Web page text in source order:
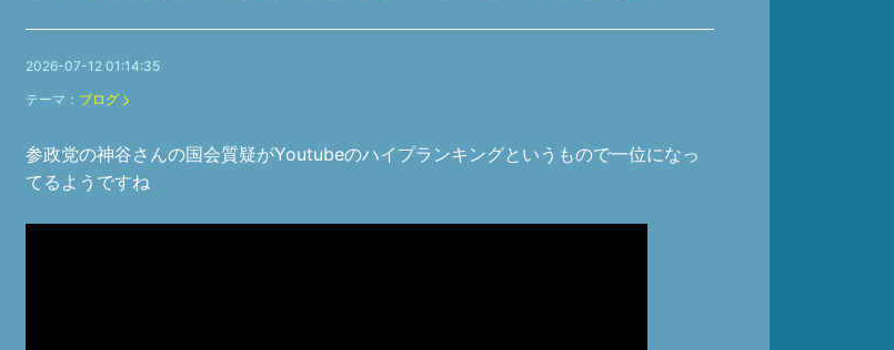
2026-07-12 01:14:35
テーマ： ブログ
参政党の神谷さんの国会質疑がYoutubeのハイプランキングというもので一位になっ
てるようですね